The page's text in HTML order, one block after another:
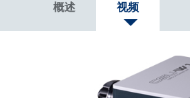
概述 视频